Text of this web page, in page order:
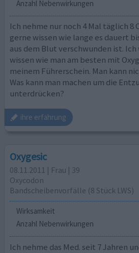
Anzahl Nebenwirkungen
Ich nehme nur noch 4 Mal täglich 8
gerne wissen wie lange es dauert
aus dem Blut verschwunden ist.
wissen wie man am besten mit
meinem Führerschein. Man kann
Was kann man machen um die
unterdrücken?
ihre erfahrung
Oxygesic
08.11.2011 | Frau | 39
Oxycodon
Bandscheibenvorfälle (8 Stück LWS)
Wirksamkeit
Anzahl Nebenwirkungen
Ich nehme das Med. seit 7 Jahren